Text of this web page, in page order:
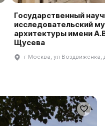
Государственный
исследовательский
архитектуры имени
Щусева
г Москва, ул Воздвиженка,